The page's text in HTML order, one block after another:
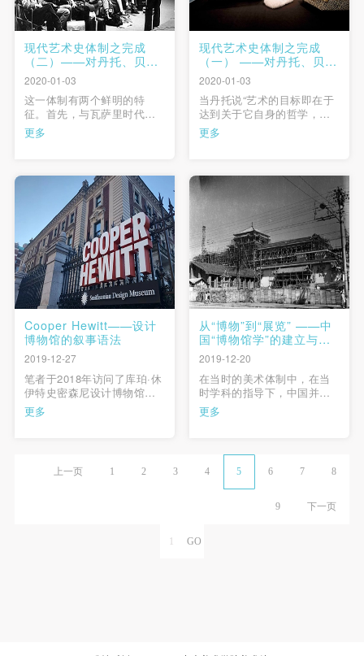
现代艺术史体制之完成
（二）——对丹托、贝尔
廷与格罗伊斯相关命题的
批判考察
2020-01-03
这一体制有两个鲜明的特
征。首先，与瓦萨里时代一
样，这一体制仍然是一个集
艺术、叙事与空间三位一体
和艺术史叙事作为两翼而立
体展开；与瓦萨里时代的不
同仅仅体现在，这一体系已
经从科西莫公爵的佛罗伦萨
扩展到了全世 …
更多
现代艺术史体制之完成
（一） ——对丹托、贝尔
廷与格罗伊斯相关命题的
批判考察
2020-01-03
当丹托说“艺术的目标即在于
达到关于它自身的哲学，便
于艺术能够通过最终变成哲
学而完成自己的使命”，他想
它自己的本质终于被哲学认
识而告一段落。“艺术的终
结”等于“作为一种进步主义学
说的艺术的终结”，等于 …
更多
Cooper Hewitt——设计
博物馆的叙事语法
2019-12-27
笔者于2018年访问了库珀·休
伊特史密森尼设计博物馆，
并在该馆工作四十天，对其
作为展示与研究专门类艺术
更多
从“博物”到“展览” ——中
国“博物馆学”的建立与中
国“美术馆学”的特殊性
2019-12-20
在当时的美术体制中，在当
时学科的指导下，中国并不
缺一个美术博物馆，其缺乏
的是一个固定的、国家级的
术展览馆”，这个概念至关重
要。这是研究中国美术馆学
的前提，也是开展新美术馆
更多
上一页 1 2 3 4 5 6 7 8
9 下一页